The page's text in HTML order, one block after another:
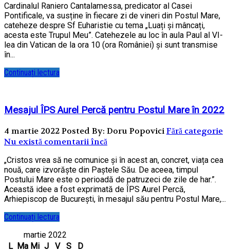
Cardinalul Raniero Cantalamessa, predicator al Casei
Pontificale, va susține în fiecare zi de vineri din Postul Mare,
cateheze despre Sf Euharistie cu tema „Luați și mâncați,
acesta este Trupul Meu”. Catehezele au loc în aula Paul al VI-
lea din Vatican de la ora 10 (ora României) și sunt transmise
în...
Continuați lectura
Mesajul ÎPS Aurel Percă pentru Postul Mare în 2022
4 martie 2022Posted By: Doru PopoviciFără categorie
Nu există comentarii încă
„Cristos vrea să ne comunice și în acest an, concret, viața cea
nouă, care izvorăște din Paștele Său. De aceea, timpul
Postului Mare este o perioadă de patruzeci de zile de har.”.
Această idee a fost exprimată de ÎPS Aurel Percă,
Arhiepiscop de București, în mesajul său pentru Postul Mare,...
Continuați lectura
martie 2022
L
Ma Mi J V S D